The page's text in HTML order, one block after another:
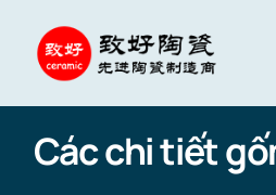
content
Gốm sứ
Các chi tiết